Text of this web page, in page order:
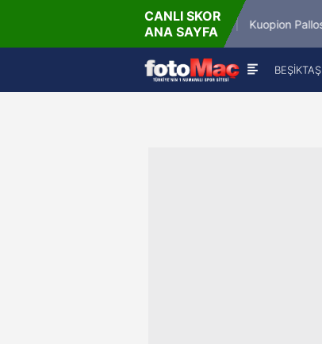
CANLI SKOR
ANA SAYFA
Winner Match 12 Kuopion Palloseura
BEŞİKTAŞ